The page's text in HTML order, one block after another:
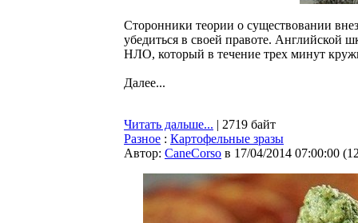
Сторонники теории о существовании
убедиться в своей правоте. Английской
НЛО, который в течение трех минут
Далее...
Читать дальше... | 2719 байт
Разное : Картофельные зразы
Автор: CaneCorso в 17/04/2014 07:00:00 (